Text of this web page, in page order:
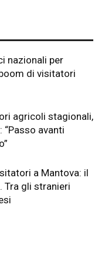
nazionali per
di visitatori
agricoli stagionali,
avanti
a Mantova: il
Tra gli stranieri